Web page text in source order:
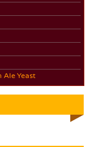
Ale Yeast